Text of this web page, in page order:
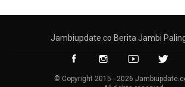
Jambiupdate.co Berita Jambi
© Copyright 2015 - 2026